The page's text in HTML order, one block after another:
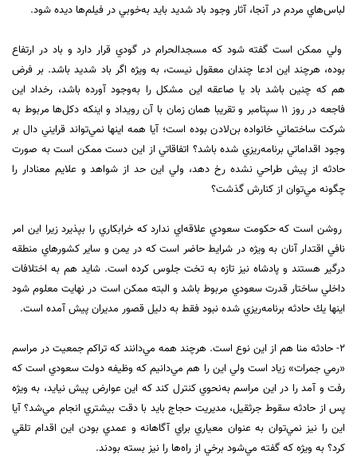
لباس‌هاي مردم در آنجا، آثار وجود باد شديد بايد به‌خوبي در فيلم‌ها ديده شود.
ولي ممكن است گفته شود كه مسجدالحرام در گودي قرار دارد و باد در ارتفاع
بوده، هرچند اين ادعا چندان معقول نيست، به ويژه اگر باد شديد باشد. بر فرض
هم كه چنين باشد باد يا صاعقه اين مشكل را به‌وجود آورده باشد، رخداد اين
فاجعه در روز ١١ سپتامبر و تقريبا همان زمان با آن رويداد و اينكه دكل‌ها مربوط به
شركت ساختماني خانواده بن‌لادن بوده است؛ آيا همه اينها نمي‌تواند قرايني دال بر
وجود اقداماتي برنامه‌ريزي شده باشد؟ اتفاقاتي از اين دست ممكن است به صورت
حادثه از پيش طراحي نشده رخ دهد، ولي اين حد از شواهد و علايم معنادار را
چگونه مي‌توان از كنارش گذشت؟
روشن است كه حكومت سعودي علاقه‌اي ندارد كه خرابكاري را بپذيرد زيرا اين امر
نافي اقتدار آنان به ويژه در شرايط حاضر است كه در يمن و ساير كشورهاي منطقه
درگير هستند و پادشاه نيز تازه به تخت جلوس كرده است. شايد هم به اختلافات
داخلي ساختار قدرت سعودي مربوط باشد و البته ممكن است در نهايت معلوم شود
اينها يك حادثه برنامه‌ريزي شده نبود فقط به دليل قصور مديران پيش آمده است.
٢-‌ حادثه منا هم از اين نوع است. هرچند همه مي‌دانند كه تراكم جمعيت در مراسم
«رمي جمرات» زياد است ولي اين را هم مي‌دانيم كه وظيفه دولت سعودي است كه
رفت و آمد را در اين مراسم به‌نحوي كنترل كند كه اين عوارض پيش نيايد، به ويژه
پس از حادثه سقوط جرثقيل، مديريت حجاج بايد با دقت بيشتري انجام مي‌شد؟ آيا
اين را نيز نمي‌توان به عنوان معياري براي آگاهانه و عمدي بودن اين اقدام تلقي
كرد؟ به ويژه كه گفته مي‌شود برخي از راه‌ها را نيز بسته بودند.